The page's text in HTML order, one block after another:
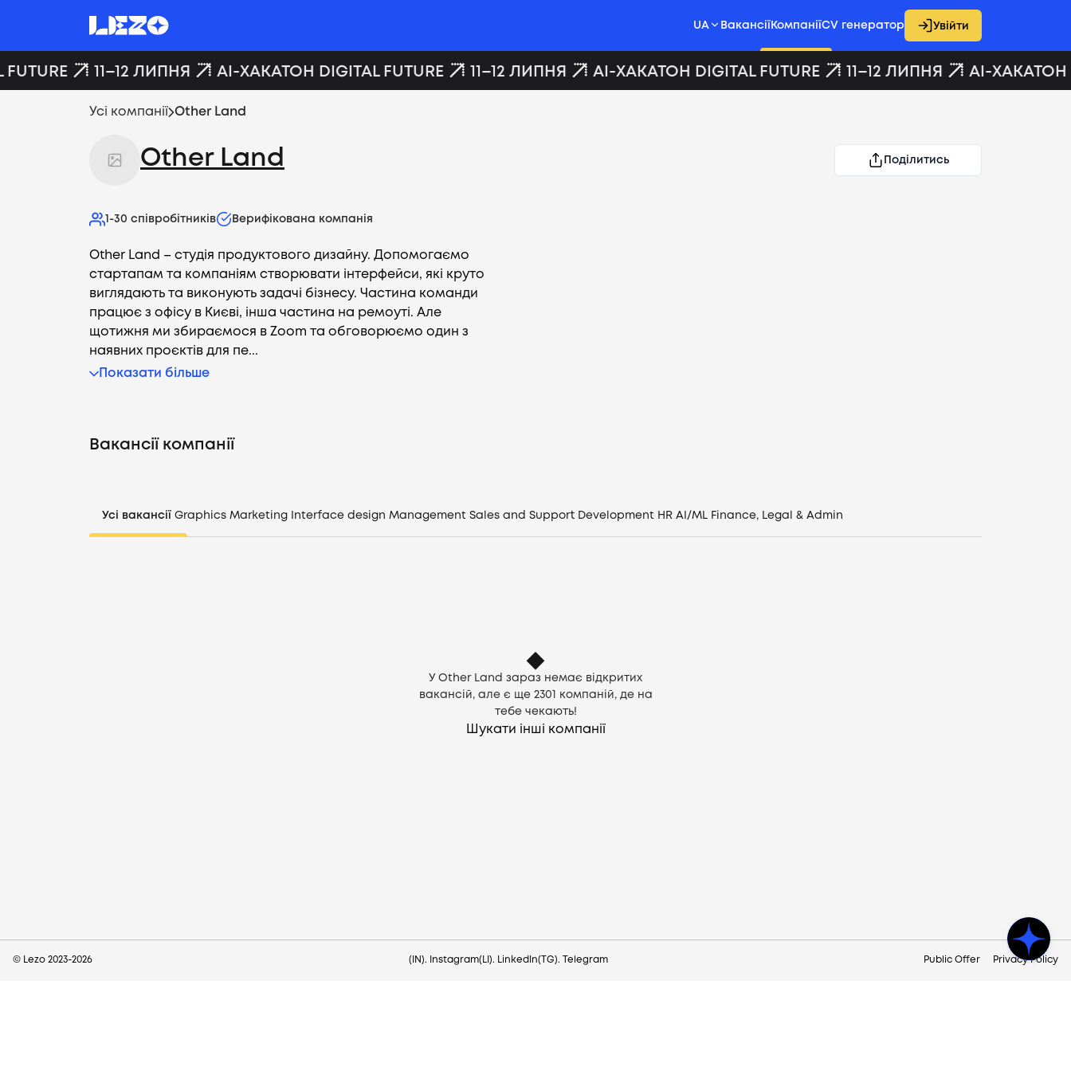
Увійти
UA Вакансії КомпаніїCV генератор Увійти
11–12 ЛИПНЯ AI-ХАКАТОН DIGITAL FUTURE 11–12 ЛИПНЯ AI-ХАКАТОН DIGITAL FUTURE 11–12 ЛИПНЯ AI-ХАКАТОН
Усі компанії Other Land
Other Land Поділитись
1-30 співробітників Верифікована компанія
Other Land – студія продуктового дизайну. Допомогаємо
стартапам та компаніям створювати інтерфейси, які круто
виглядають та виконують задачі бізнесу. Частина команди
працює з офісу в Києві, інша частина на ремоуті. Але
щотижня ми збираємося в Zoom та обговорюємо один з
наявних проєктів для пе...
Показати більше
Вакансії компанії
Усі вакансії Graphics Marketing Interface design Management Sales and Support Development HR AI/ML Finance, Legal & Admin
У Other Land зараз немає відкритих
вакансій, але є ще 2301
компаній, де на
тебе чекають!
Шукати інші компанії
© Lezo 2023-2026 (IN). Instagram(LI). LinkedIn(TG). Telegram Public Offer Privacy Policy